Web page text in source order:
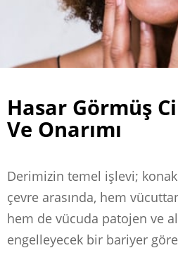
Hasar Görmüş
Ve Onarımı
Derimizin temel işlevi;
çevre arasında, hem
hem de vücuda patojen ve
engelleyecek bir bariyer